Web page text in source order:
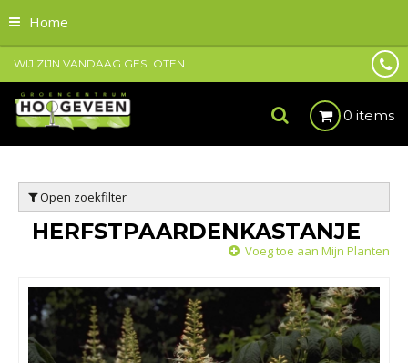
Home
WIJ ZIJN VANDAAG GESLOTEN
0 items
Open zoekfilter
HERFSTPAARDENKASTANJE
Voeg toe aan Mijn Planten